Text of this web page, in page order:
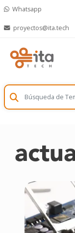
Whatsapp
proyectos@ita.tech